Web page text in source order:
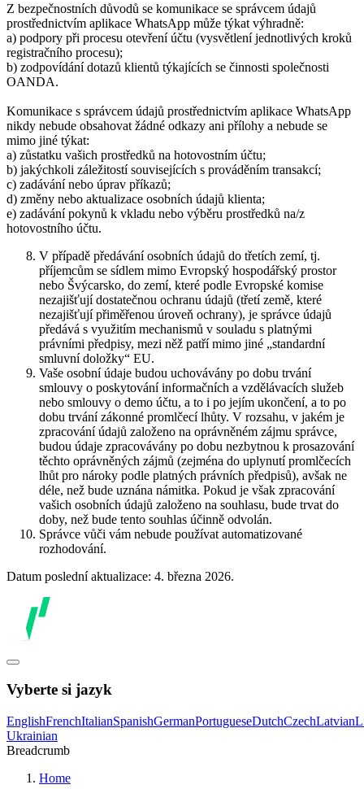
Z bezpečnostních důvodů se komunikace se správcem údajů
prostřednictvím aplikace WhatsApp může týkat výhradně:
a) podpory při procesu otevření účtu (vysvětlení jednotlivých kroků
registračního procesu);
b) zodpovídání dotazů klientů týkajících se činnosti společnosti
OANDA.
Komunikace s správcem údajů prostřednictvím aplikace WhatsApp
nikdy nebude obsahovat žádné odkazy ani přílohy a nebude se
mimo jiné týkat:
a) zůstatku vašich prostředků na hotovostním účtu;
b) jakýchkoli záležitostí souvisejících s prováděním transakcí;
c) zadávání nebo úprav příkazů;
d) změny nebo aktualizace osobních údajů klienta;
e) zadávání pokynů k vkladu nebo výběru prostředků na/z
hotovostního účtu.
V případě předávání osobních údajů do třetích zemí, tj.
příjemcům se sídlem mimo Evropský hospodářský prostor
nebo Švýcarsko, do zemí, které podle Evropské komise
nezajišťují dostatečnou ochranu údajů (třetí země, které
nezajišťují přiměřenou úroveň ochrany), je správce údajů
předává s využitím mechanismů v souladu s platnými
právními předpisy, mezi něž patří mimo jiné „standardní
smluvní doložky“ EU.
Vaše osobní údaje budou uchovávány po dobu trvání
smlouvy o poskytování informačních a vzdělávacích služeb
nebo smlouvy o demo účtu, a to i po jejím ukončení, a to po
dobu trvání zákonné promlčecí lhůty. V rozsahu, v jakém je
zpracování údajů založeno na oprávněném zájmu správce,
budou údaje zpracovávány po dobu nezbytnou k prosazování
těchto oprávněných zájmů (zejména do uplynutí promlčecích
lhůt pro nároky podle platných právních předpisů), avšak ne
déle, než bude uznána námitka. Pokud je však zpracování
vašich osobních údajů založeno na souhlasu, bude trvat do
doby, než bude tento souhlas účinně odvolán.
Správce vůči vám nebude používat automatizované
rozhodování.
Datum poslední aktualizace: 4. března 2026.
Vyberte si jazyk
EnglishFrenchItalianSpanishGermanPortugueseDutchCzechLatvian
Ukrainian
Breadcrumb
Home